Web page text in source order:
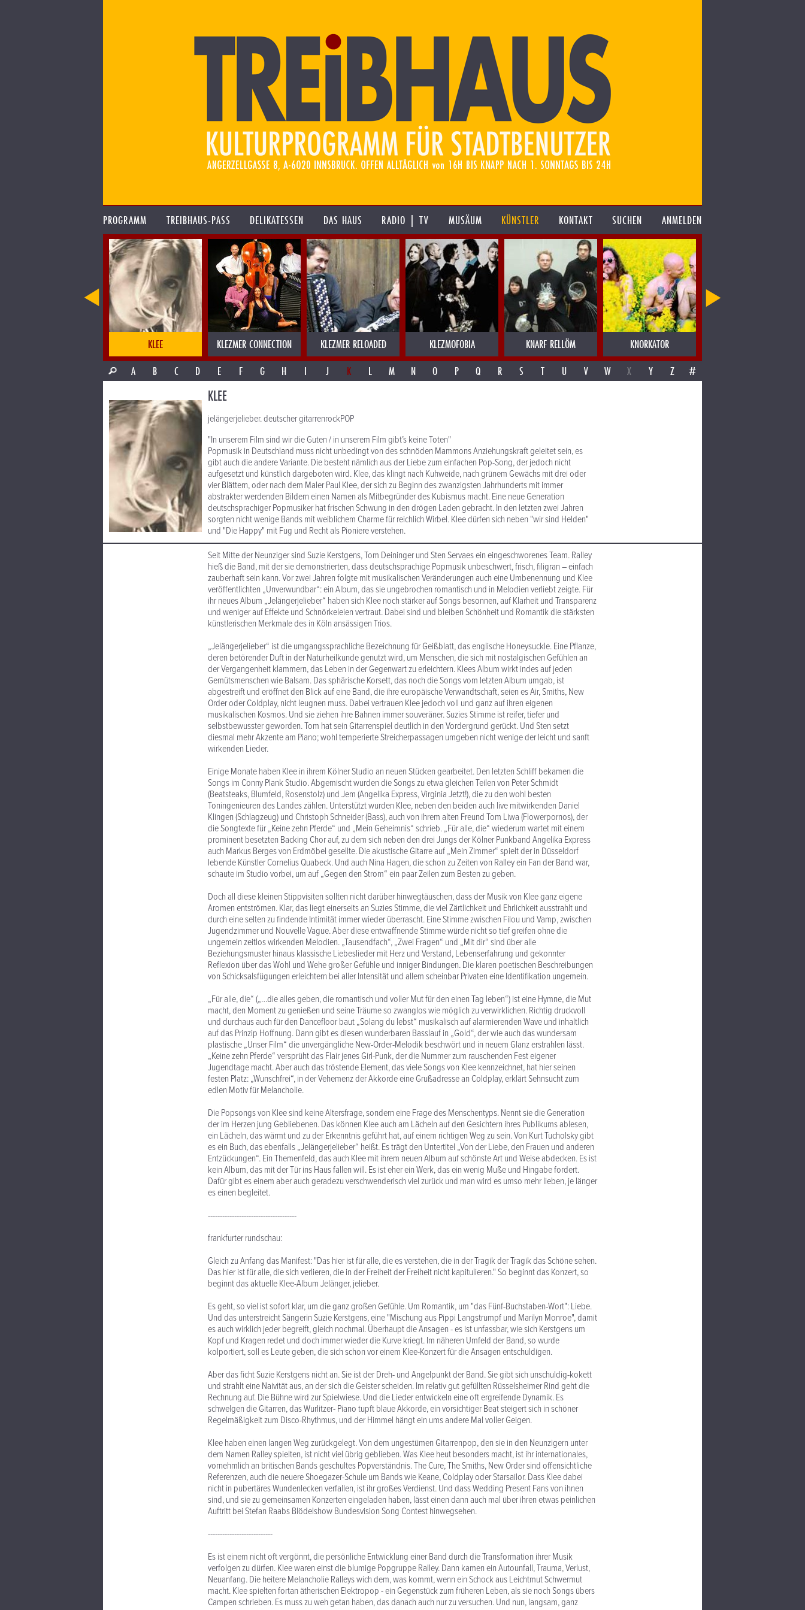
PROGRAMM TREIBHAUS-PASS DELIKATESSEN DAS HAUS RADIO | TV MUSÄUM KÜNSTLER KONTAKT SUCHEN ANMELDEN
KLEE KLEZMER CONNECTION KLEZMER RELOADED KLEZMOFOBIA KNARF RELLÖM KNORKATOR
A
B C D E F G H I J K L M N O P Q R S T U V W X Y Z #
KLEE
jelängerjelieber. deutscher gitarrenrockPOP
"In unserem Film sind wir die Guten / in unserem Film gibt’s keine Toten"
Popmusik in Deutschland muss nicht unbedingt von des schnöden Mammons Anziehungskraft geleitet sein, es
gibt auch die andere Variante. Die besteht nämlich aus der Liebe zum einfachen Pop-Song, der jedoch nicht
aufgesetzt und künstlich dargeboten wird. Klee, das klingt nach Kuhweide, nach grünem Gewächs mit drei oder
vier Blättern, oder nach dem Maler Paul Klee, der sich zu Beginn des zwanzigsten Jahrhunderts mit immer
abstrakter werdenden Bildern einen Namen als Mitbegründer des Kubismus macht. Eine neue Generation
deutschsprachiger Popmusiker hat frischen Schwung in den drögen Laden gebracht. In den letzten zwei Jahren
sorgten nicht wenige Bands mit weiblichem Charme für reichlich Wirbel. Klee dürfen sich neben "wir sind Helden"
und "Die Happy" mit Fug und Recht als Pioniere verstehen.
Seit Mitte der Neunziger sind Suzie Kerstgens, Tom Deininger und Sten Servaes ein eingeschworenes Team. Ralley
hieß die Band, mit der sie demonstrierten, dass deutschsprachige Popmusik unbeschwert, frisch, filigran – einfach
zauberhaft sein kann. Vor zwei Jahren folgte mit musikalischen Veränderungen auch eine Umbenennung und Klee
veröffentlichten „Unverwundbar“: ein Album, das sie ungebrochen romantisch und in Melodien verliebt zeigte. Für
ihr neues Album „Jelängerjelieber“ haben sich Klee noch stärker auf Songs besonnen, auf Klarheit und Transparenz
und weniger auf Effekte und Schnörkeleien vertraut. Dabei sind und bleiben Schönheit und Romantik die stärksten
künstlerischen Merkmale des in Köln ansässigen Trios.
„Jelängerjelieber“ ist die umgangssprachliche Bezeichnung für Geißblatt, das englische Honeysuckle. Eine Pflanze,
deren betörender Duft in der Naturheilkunde genutzt wird, um Menschen, die sich mit nostalgischen Gefühlen an
der Vergangenheit klammern, das Leben in der Gegenwart zu erleichtern. Klees Album wirkt indes auf jeden
Gemütsmenschen wie Balsam. Das sphärische Korsett, das noch die Songs vom letzten Album umgab, ist
abgestreift und eröffnet den Blick auf eine Band, die ihre europäische Verwandtschaft, seien es Air, Smiths, New
Order oder Coldplay, nicht leugnen muss. Dabei vertrauen Klee jedoch voll und ganz auf ihren eigenen
musikalischen Kosmos. Und sie ziehen ihre Bahnen immer souveräner. Suzies Stimme ist reifer, tiefer und
selbstbewusster geworden. Tom hat sein Gitarrenspiel deutlich in den Vordergrund gerückt. Und Sten setzt
diesmal mehr Akzente am Piano; wohl temperierte Streicherpassagen umgeben nicht wenige der leicht und sanft
wirkenden Lieder.
Einige Monate haben Klee in ihrem Kölner Studio an neuen Stücken gearbeitet. Den letzten Schliff bekamen die
Songs im Conny Plank Studio. Abgemischt wurden die Songs zu etwa gleichen Teilen von Peter Schmidt
(Beatsteaks, Blumfeld, Rosenstolz) und Jem (Angelika Express, Virginia Jetzt!), die zu den wohl besten
Toningenieuren des Landes zählen. Unterstützt wurden Klee, neben den beiden auch live mitwirkenden Daniel
Klingen (Schlagzeug) und Christoph Schneider (Bass), auch von ihrem alten Freund Tom Liwa (Flowerpornos), der
die Songtexte für „Keine zehn Pferde“ und „Mein Geheimnis“ schrieb. „Für alle, die“ wiederum wartet mit einem
prominent besetzten Backing Chor auf, zu dem sich neben den drei Jungs der Kölner Punkband Angelika Express
auch Markus Berges von Erdmöbel gesellte. Die akustische Gitarre auf „Mein Zimmer“ spielt der in Düsseldorf
lebende Künstler Cornelius Quabeck. Und auch Nina Hagen, die schon zu Zeiten von Ralley ein Fan der Band war,
schaute im Studio vorbei, um auf „Gegen den Strom“ ein paar Zeilen zum Besten zu geben.
Doch all diese kleinen Stippvisiten sollten nicht darüber hinwegtäuschen, dass der Musik von Klee ganz eigene
Aromen entströmen. Klar, das liegt einerseits an Suzies Stimme, die viel Zärtlichkeit und Ehrlichkeit ausstrahlt und
durch eine selten zu findende Intimität immer wieder überrascht. Eine Stimme zwischen Filou und Vamp, zwischen
Jugendzimmer und Nouvelle Vague. Aber diese entwaffnende Stimme würde nicht so tief greifen ohne die
ungemein zeitlos wirkenden Melodien. „Tausendfach“, „Zwei Fragen“ und „Mit dir“ sind über alle
Beziehungsmuster hinaus klassische Liebeslieder mit Herz und Verstand, Lebenserfahrung und gekonnter
Reflexion über das Wohl und Wehe großer Gefühle und inniger Bindungen. Die klaren poetischen Beschreibungen
von Schicksalsfügungen erleichtern bei aller Intensität und allem scheinbar Privaten eine Identifikation ungemein.
„Für alle, die“ („…die alles geben, die romantisch und voller Mut für den einen Tag leben“) ist eine Hymne, die Mut
macht, den Moment zu genießen und seine Träume so zwanglos wie möglich zu verwirklichen. Richtig druckvoll
und durchaus auch für den Dancefloor baut „Solang du lebst“ musikalisch auf alarmierenden Wave und inhaltlich
auf das Prinzip Hoffnung. Dann gibt es diesen wunderbaren Basslauf in „Gold“, der wie auch das wundersam
plastische „Unser Film“ die unvergängliche New-Order-Melodik beschwört und in neuem Glanz erstrahlen lässt.
„Keine zehn Pferde“ versprüht das Flair jenes Girl-Punk, der die Nummer zum rauschenden Fest eigener
Jugendtage macht. Aber auch das tröstende Element, das viele Songs von Klee kennzeichnet, hat hier seinen
festen Platz: „Wunschfrei“, in der Vehemenz der Akkorde eine Grußadresse an Coldplay, erklärt Sehnsucht zum
edlen Motiv für Melancholie.
Die Popsongs von Klee sind keine Altersfrage, sondern eine Frage des Menschentyps. Nennt sie die Generation
der im Herzen jung Gebliebenen. Das können Klee auch am Lächeln auf den Gesichtern ihres Publikums ablesen,
ein Lächeln, das wärmt und zu der Erkenntnis geführt hat, auf einem richtigen Weg zu sein. Von Kurt Tucholsky gibt
es ein Buch, das ebenfalls „Jelängerjelieber“ heißt. Es trägt den Untertitel „Von der Liebe, den Frauen und anderen
Entzückungen“. Ein Themenfeld, das auch Klee mit ihrem neuen Album auf schönste Art und Weise abdecken. Es ist
kein Album, das mit der Tür ins Haus fallen will. Es ist eher ein Werk, das ein wenig Muße und Hingabe fordert.
Dafür gibt es einem aber auch geradezu verschwenderisch viel zurück und man wird es umso mehr lieben, je länger
es einen begleitet.
-------------------------------------
frankfurter rundschau:
Gleich zu Anfang das Manifest: "Das hier ist für alle, die es verstehen, die in der Tragik der Tragik das Schöne sehen.
Das hier ist für alle, die sich verlieren, die in der Freiheit der Freiheit nicht kapitulieren." So beginnt das Konzert, so
beginnt das aktuelle Klee-Album Jelänger, jelieber.
Es geht, so viel ist sofort klar, um die ganz großen Gefühle. Um Romantik, um "das Fünf-Buchstaben-Wort": Liebe.
Und das unterstreicht Sängerin Suzie Kerstgens, eine "Mischung aus Pippi Langstrumpf und Marilyn Monroe", damit
es auch wirklich jeder begreift, gleich nochmal. Überhaupt die Ansagen - es ist unfassbar, wie sich Kerstgens um
Kopf und Kragen redet und doch immer wieder die Kurve kriegt. Im näheren Umfeld der Band, so wurde
kolportiert, soll es Leute geben, die sich schon vor einem Klee-Konzert für die Ansagen entschuldigen.
Aber das ficht Suzie Kerstgens nicht an. Sie ist der Dreh- und Angelpunkt der Band. Sie gibt sich unschuldig-kokett
und strahlt eine Naivität aus, an der sich die Geister scheiden. Im relativ gut gefüllten Rüsselsheimer Rind geht die
Rechnung auf. Die Bühne wird zur Spielwiese. Und die Lieder entwickeln eine oft ergreifende Dynamik. Es
schwelgen die Gitarren, das Wurlitzer- Piano tupft blaue Akkorde, ein vorsichtiger Beat steigert sich in schöner
Regelmäßigkeit zum Disco-Rhythmus, und der Himmel hängt ein ums andere Mal voller Geigen.
Klee haben einen langen Weg zurückgelegt. Von dem ungestümen Gitarrenpop, den sie in den Neunzigern unter
dem Namen Ralley spielten, ist nicht viel übrig geblieben. Was Klee heut besonders macht, ist ihr internationales,
vornehmlich an britischen Bands geschultes Popverständnis. The Cure, The Smiths, New Order sind offensichtliche
Referenzen, auch die neuere Shoegazer-Schule um Bands wie Keane, Coldplay oder Starsailor. Dass Klee dabei
nicht in pubertäres Wundenlecken verfallen, ist ihr großes Verdienst. Und dass Wedding Present Fans von ihnen
sind, und sie zu gemeinsamen Konzerten eingeladen haben, lässt einen dann auch mal über ihren etwas peinlichen
Auftritt bei Stefan Raabs Blödelshow Bundesvision Song Contest hinwegsehen.
---------------------------
Es ist einem nicht oft vergönnt, die persönliche Entwicklung einer Band durch die Transformation ihrer Musik
verfolgen zu dürfen. Klee waren einst die blumige Popgruppe Ralley. Dann kamen ein Autounfall, Trauma, Verlust,
Neuanfang. Die heitere Melancholie Ralleys wich dem, was kommt, wenn ein Schock aus Leichtmut Schwermut
macht. Klee spielten fortan ätherischen Elektropop - ein Gegenstück zum früheren Leben, als sie noch Songs übers
Campen schrieben. Es muss zu weh getan haben, das danach auch nur zu versuchen. Und nun, langsam, ganz